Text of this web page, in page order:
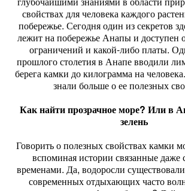
свойствах для человека каждого
побережье. Сегодня один из секретов
лежит на побережье Анапы и доступен
ограничений и какой-либо платы.
прошлого столетия в Анапе вводили
берега камки до килограмма на
знали больше о ее полезных
Как найти прозрачное море? Или в
зелень
Говорить о полезных свойствах камки
вспоминая истории связанные
временами. Да, водоросли
современных отдыхающих часто